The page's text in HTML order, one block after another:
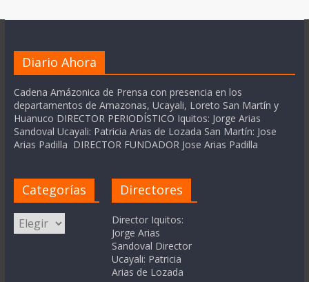
Diario Ahora
Cadena Amázonica de Prensa con presencia en los
departamentos de Amazonas, Ucayali, Loreto San Martín y
Huanuco DIRECTOR PERIODÍSTICO Iquitos: Jorge Arias
Sandoval Ucayali: Patricia Arias de Lozada San Martín: Jose
Arias Padilla DIRECTOR FUNDADOR Jose Arias Padilla
Categorías
Categorías
Directores
Director Iquitos:
Jorge Arias
Sandoval Director
Ucayali: Patricia
Arias de Lozada